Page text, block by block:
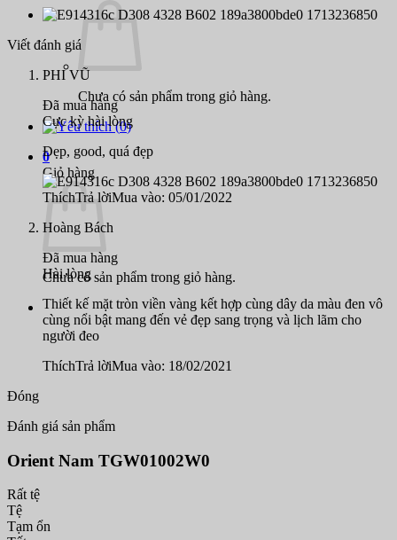
Chưa có sản phẩm trong giỏ hàng.
(0)
0
Giỏ hàng
Chưa có sản phẩm trong giỏ hàng.
Viết đánh giá
PHI VŨ
Đã mua hàng
Cực kỳ hài lòng
Đẹp, good, quá đẹp
ThíchTrả lờiMua vào: 05/01/2022
Hoàng Bách
Đã mua hàng
Hài lòng
Thiết kế mặt tròn viền vàng kết hợp cùng dây da màu đen vô
cùng nổi bật mang đến vẻ đẹp sang trọng và lịch lãm cho
người đeo
ThíchTrả lờiMua vào: 18/02/2021
Đóng
Đánh giá sản phẩm
Orient Nam TGW01002W0
Rất tệ
Tệ
Tạm ổn